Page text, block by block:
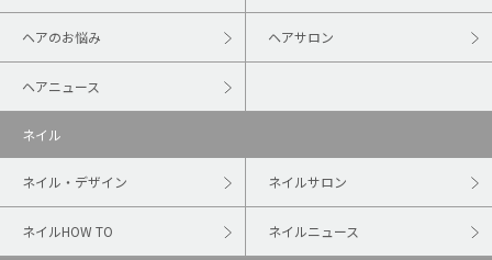
ヘアのお悩み ヘアサロン
ヘアニュース
ネイル
ネイル・デザイン ネイルサロン
ネイルHOW TO ネイルニュース